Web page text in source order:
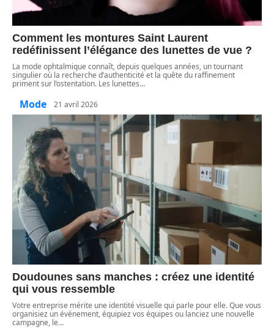
Comment les montures Saint Laurent
redéfinissent l’élégance des lunettes de vue ?
La mode ophtalmique connaît, depuis quelques années, un tournant
singulier où la recherche d’authenticité et la quête du raffinement
priment sur l’ostentation. Les lunettes…
Mode 21 avril 2026
Doudounes sans manches : créez une identité
qui vous ressemble
Votre entreprise mérite une identité visuelle qui parle pour elle. Que vous
organisiez un événement, équipiez vos équipes ou lanciez une nouvelle
campagne, le…